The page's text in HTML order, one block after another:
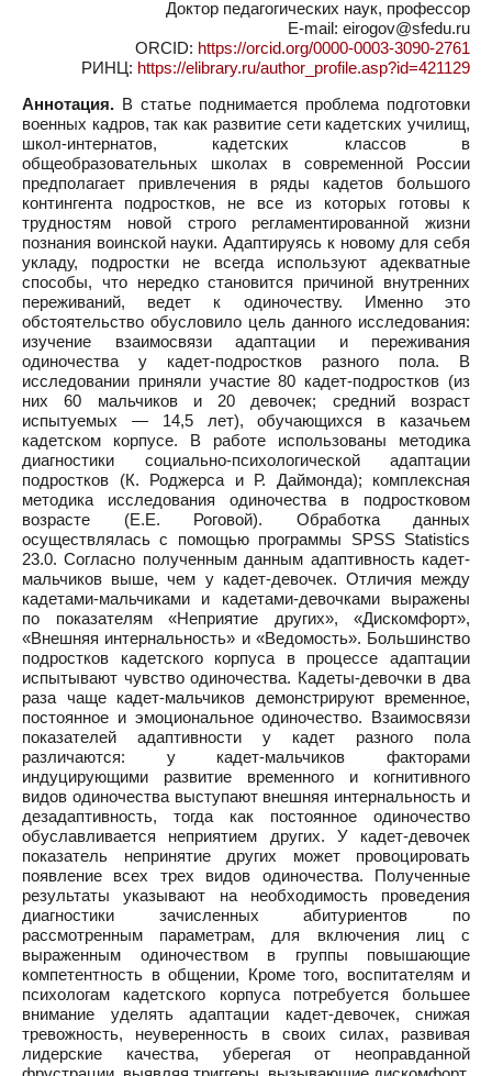
Доктор педагогических наук, профессор
E-mail: eirogov@sfеdu.ru
ORCID: https://orcid.org/0000-0003-3090-2761
РИНЦ: https://elibrary.ru/author_profile.asp?id=421129
Аннотация. В статье поднимается проблема подготовки
военных кадров, так как развитие сети кадетских училищ,
школ-интернатов, кадетских классов в
общеобразовательных школах в современной России
предполагает привлечения в ряды кадетов большого
контингента подростков, не все из которых готовы к
трудностям новой строго регламентированной жизни
познания воинской науки. Адаптируясь к новому для себя
укладу, подростки не всегда используют адекватные
способы, что нередко становится причиной внутренних
переживаний, ведет к одиночеству. Именно это
обстоятельство обусловило цель данного исследования:
изучение взаимосвязи адаптации и переживания
одиночества у кадет-подростков разного пола. В
исследовании приняли участие 80 кадет-подростков (из
них 60 мальчиков и 20 девочек; средний возраст
испытуемых — 14,5 лет), обучающихся в казачьем
кадетском корпусе. В работе использованы методика
диагностики социально-психологической адаптации
подростков (К. Роджерса и Р. Даймонда); комплексная
методика исследования одиночества в подростковом
возрасте (Е.Е. Роговой). Обработка данных
осуществлялась с помощью программы SPSS Statistics
23.0. Согласно полученным данным адаптивность кадет-
мальчиков выше, чем у кадет-девочек. Отличия между
кадетами-мальчиками и кадетами-девочками выражены
по показателям «Неприятие других», «Дискомфорт»,
«Внешняя интернальность» и «Ведомость». Большинство
подростков кадетского корпуса в процессе адаптации
испытывают чувство одиночества. Кадеты-девочки в два
раза чаще кадет-мальчиков демонстрируют временное,
постоянное и эмоциональное одиночество. Взаимосвязи
показателей адаптивности у кадет разного пола
различаются: у кадет-мальчиков факторами
индуцирующими развитие временного и когнитивного
видов одиночества выступают внешняя интернальность и
дезадаптивность, тогда как постоянное одиночество
обуславливается неприятием других. У кадет-девочек
показатель непринятие других может провоцировать
появление всех трех видов одиночества. Полученные
результаты указывают на необходимость проведения
диагностики зачисленных абитуриентов по
рассмотренным параметрам, для включения лиц с
выраженным одиночеством в группы повышающие
компетентность в общении, Кроме того, воспитателям и
психологам кадетского корпуса потребуется большее
внимание уделять адаптации кадет-девочек, снижая
тревожность, неуверенность в своих силах, развивая
лидерские качества, уберегая от неоправданной